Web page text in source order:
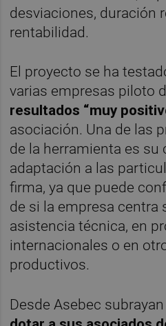
desviaciones, duración
rentabilidad.
El proyecto se ha
varias empresas piloto
resultados “muy
asociación. Una de las
de la herramienta es su
adaptación a las
firma, ya que puede
de si la empresa centra
asistencia técnica, en
internacionales o en
productivos.
Desde Asebec